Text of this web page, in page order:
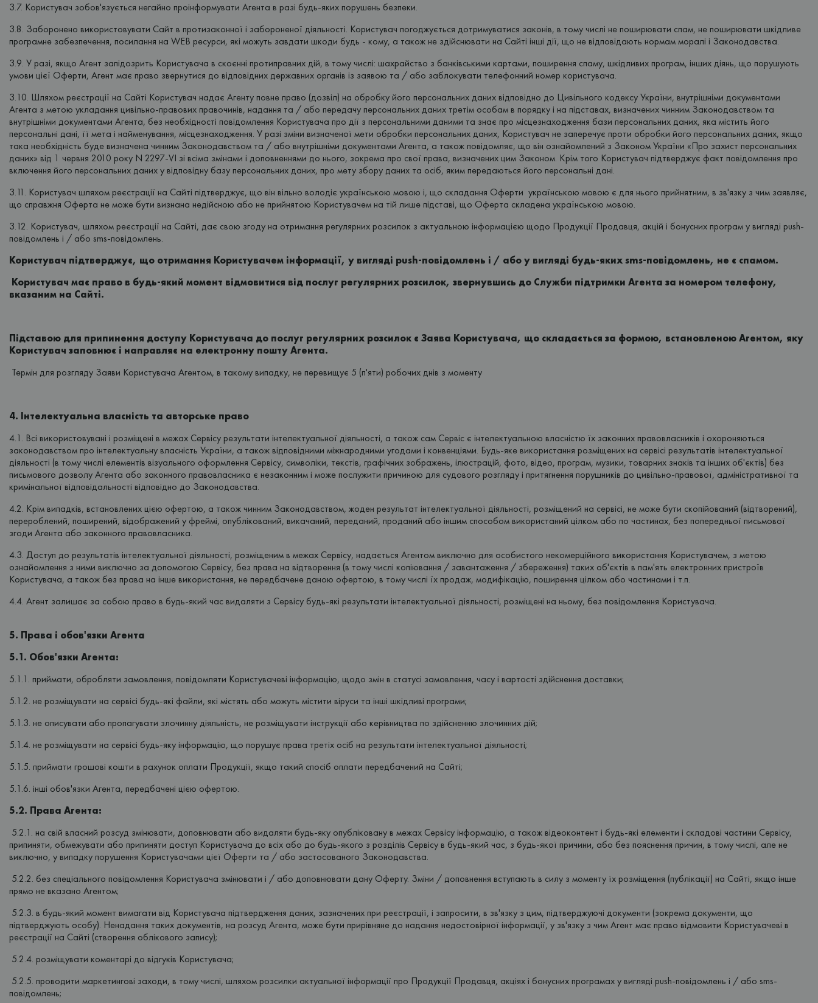
3.7. Користувач зобов'язується негайно проінформувати Агента в разі будь-яких порушень безпеки.
3.8. Заборонено використовувати Сайт в протизаконної і забороненої діяльності. Користувач погоджується дотримуватися законів, в тому числі не поширювати спам, не поширювати шкідливе
програмне забезпечення, посилання на WEB ресурси, які можуть завдати шкоди будь - кому, а також не здійснювати на Сайті інші дії, що не відповідають нормам моралі і Законодавства.
3.9. У разі, якщо Агент запідозрить Користувача в скоєнні протиправних дій, в тому числі: шахрайство з банківськими картами, поширення спаму, шкідливих програм, інших діянь, що порушують
умови цієї Оферти, Агент має право звернутися до відповідних державних органів із заявою та / або заблокувати телефонний номер користувача.
3.10. Шляхом реєстрації на Сайті Користувач надає Агенту повне право (дозвіл) на обробку його персональних даних відповідно до Цивільного кодексу України, внутрішніми документами
Агента з метою укладання цивільно-правових правочинів, надання та / або передачу персональних даних третім особам в порядку і на підставах, визначених чинним Законодавством та
внутрішніми документами Агента, без необхідності повідомлення Користувача про дії з персональними даними та знає про місцезнаходження бази персональних даних, яка містить його
персональні дані, її мета і найменування, місцезнаходження. У разі зміни визначеної мети обробки персональних даних, Користувач не заперечує проти обробки його персональних даних, якщо
така необхідність буде визначена чинним Законодавством та / або внутрішніми документами Агента, а також повідомляє, що він ознайомлений з Законом України «Про захист персональних
даних» від 1 червня 2010 року N 2297-VI зі всіма змінами і доповненнями до нього, зокрема про свої права, визначених цим Законом. Крім того Користувач підтверджує факт повідомлення про
включення його персональних даних у відповідну базу персональних даних, про мету збору даних та осіб, яким передаються його персональні дані.
3.11. Користувач шляхом реєстрації на Сайті підтверджує, що він вільно володіє українською мовою і, що складання Оферти українською мовою є для нього прийнятним, в зв'язку з чим заявляє,
що справжня Оферта не може бути визнана недійсною або не прийнятою Користувачем на тій лише підставі, що Оферта складена українською мовою.
3.12. Користувач, шляхом реєстрації на Сайті, дає свою згоду на отримання регулярних розсилок з актуальною інформацією щодо Продукції Продавця, акцій і бонусних програм у вигляді push-
повідомлень і / або sms-повідомлень.
Користувач підтверджує, що отримання Користувачем інформації, у вигляді push-повідомлень і / або у вигляді будь-яких sms-повідомлень, не є спамом.
Користувач має право в будь-який момент відмовитися від послуг регулярних розсилок, звернувшись до Служби підтримки Агента за номером телефону,
вказаним на Сайті.
Підставою для припинення доступу Користувача до послуг регулярних розсилок є Заява Користувача, що складається за формою, встановленою Агентом, яку
Користувач заповнює і направляє на електронну пошту Агента.
Термін для розгляду Заяви Користувача Агентом, в такому випадку, не перевищує 5 (п'яти) робочих днів з моменту
4. Інтелектуальна власність та авторське право
4.1. Всі використовувані і розміщені в межах Сервісу результати інтелектуальної діяльності, а також сам Сервіс є інтелектуальною власністю їх законних правовласників і охороняються
законодавством про інтелектуальну власність України, а також відповідними міжнародними угодами і конвенціями. Будь-яке використання розміщених на сервісі результатів інтелектуальної
діяльності (в тому числі елементів візуального оформлення Сервісу, символіки, текстів, графічних зображень, ілюстрацій, фото, відео, програм, музики, товарних знаків та інших об'єктів) без
письмового дозволу Агента або законного правовласника є незаконним і може послужити причиною для судового розгляду і притягнення порушників до цивільно-правової, адміністративної та
кримінальної відповідальності відповідно до Законодавства.
4.2. Крім випадків, встановлених цією офертою, а також чинним Законодавством, жоден результат інтелектуальної діяльності, розміщений на сервісі, не може бути скопійований (відтворений),
перероблений, поширений, відображений у фреймі, опублікований, викачаний, переданий, проданий або іншим способом використаний цілком або по частинах, без попередньої письмової
згоди Агента або законного правовласника.
4.3. Доступ до результатів інтелектуальної діяльності, розміщеним в межах Сервісу, надається Агентом виключно для особистого некомерційного використання Користувачем, з метою
ознайомлення з ними виключно за допомогою Сервісу, без права на відтворення (в тому числі копіювання / завантаження / збереження) таких об'єктів в пам'ять електронних пристроїв
Користувача, а також без права на інше використання, не передбачене даною офертою, в тому числі їх продаж, модифікацію, поширення цілком або частинами і т.п.
4.4. Агент залишає за собою право в будь-який час видаляти з Сервісу будь-які результати інтелектуальної діяльності, розміщені на ньому, без повідомлення Користувача.
5. Права і обов'язки Агента
5.1. Обов'язки Агента:
5.1.1. приймати, обробляти замовлення, повідомляти Користувачеві інформацію, щодо змін в статусі замовлення, часу і вартості здійснення доставки;
5.1.2. не розміщувати на сервісі будь-які файли, які містять або можуть містити віруси та інші шкідливі програми;
5.1.3. не описувати або пропагувати злочинну діяльність, не розміщувати інструкції або керівництва по здійсненню злочинних дій;
5.1.4. не розміщувати на сервісі будь-яку інформацію, що порушує права третіх осіб на результати інтелектуальної діяльності;
5.1.5. приймати грошові кошти в рахунок оплати Продукції, якщо такий спосіб оплати передбачений на Сайті;
5.1.6. інші обов'язки Агента, передбачені цією офертою.
5.2. Права Агента:
5.2.1. на свій власний розсуд змінювати, доповнювати або видаляти будь-яку опубліковану в межах Сервісу інформацію, а також відеоконтент і будь-які елементи і складові частини Сервісу,
припиняти, обмежувати або припиняти доступ Користувача до всіх або до будь-якого з розділів Сервісу в будь-який час, з будь-якої причини, або без пояснення причин, в тому числі, але не
виключно, у випадку порушення Користувачами цієї Оферти та / або застосованого Законодавства.
5.2.2. без спеціального повідомлення Користувача змінювати і / або доповнювати дану Оферту. Зміни / доповнення вступають в силу з моменту їх розміщення (публікації) на Сайті, якщо інше
прямо не вказано Агентом;
5.2.3. в будь-який момент вимагати від Користувача підтвердження даних, зазначених при реєстрації, і запросити, в зв'язку з цим, підтверджуючі документи (зокрема документи, що
підтверджують особу). Ненадання таких документів, на розсуд Агента, може бути прирівняне до надання недостовірної інформації, у зв'язку з чим Агент має право відмовити Користувачеві в
реєстрації на Сайті (створення облікового запису);
5.2.4. розміщувати коментарі до відгуків Користувача;
5.2.5. проводити маркетингові заходи, в тому числі, шляхом розсилки актуальної інформації про Продукції Продавця, акціях і бонусних програмах у вигляді push-повідомлень і / або sms-
повідомлень;